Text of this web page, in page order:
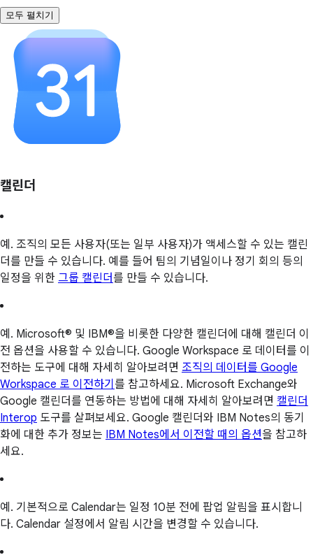
모두 펼치기
캘린더
예. 조직의 모든 사용자(또는 일부 사용자)가 액세스할 수 있는 캘린
더를 만들 수 있습니다. 예를 들어 팀의 기념일이나 정기 회의 등의
일정을 위한 그룹 캘린더를 만들 수 있습니다.
예. Microsoft® 및 IBM®을 비롯한 다양한 캘린더에 대해 캘린더 이
전 옵션을 사용할 수 있습니다. Google Workspace 로 데이터를 이
전하는 도구에 대해 자세히 알아보려면 조직의 데이터를 Google
Workspace 로 이전하기 를 참고하세요. Microsoft Exchange와
Google 캘린더를 연동하는 방법에 대해 자세히 알아보려면 캘린더
Interop 도구를 살펴보세요. Google 캘린더와 IBM Notes의 동기
화에 대한 추가 정보는 IBM Notes에서 이전할 때의 옵션을 참고하
세요.
예. 기본적으로 Calendar는 일정 10분 전에 팝업 알림을 표시합니
다. Calendar 설정에서 알림 시간을 변경할 수 있습니다.